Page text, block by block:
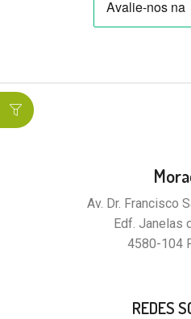
Av. Dr. Francisco
Edf. Janelas
4580-104
REDES